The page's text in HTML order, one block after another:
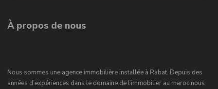
À propos de nous
Nous sommes une agence immobilière installée à Rabat. Depuis des
années d’expériences dans le domaine de l’immobilier au maroc nous